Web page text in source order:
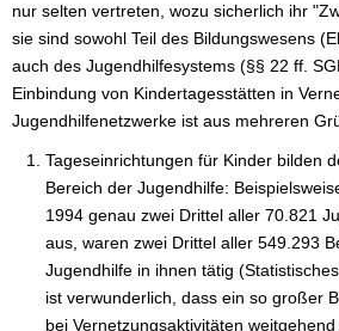
nur selten vertreten, wozu sicherlich ihr
sie sind sowohl Teil des Bildungswesens
auch des Jugendhilfesystems (§§ 22 ff.
Einbindung von Kindertagesstätten in
Jugendhilfenetzwerke ist aus mehreren
Tageseinrichtungen für Kinder bilden
Bereich der Jugendhilfe:
1994 genau zwei Drittel aller 70.821
aus, waren zwei Drittel aller 549.293
Jugendhilfe in ihnen tätig
ist verwunderlich, dass ein so großer
bei Vernetzungsaktivitäten